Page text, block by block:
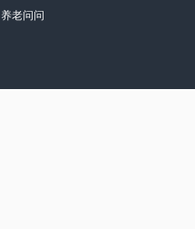
养老问问